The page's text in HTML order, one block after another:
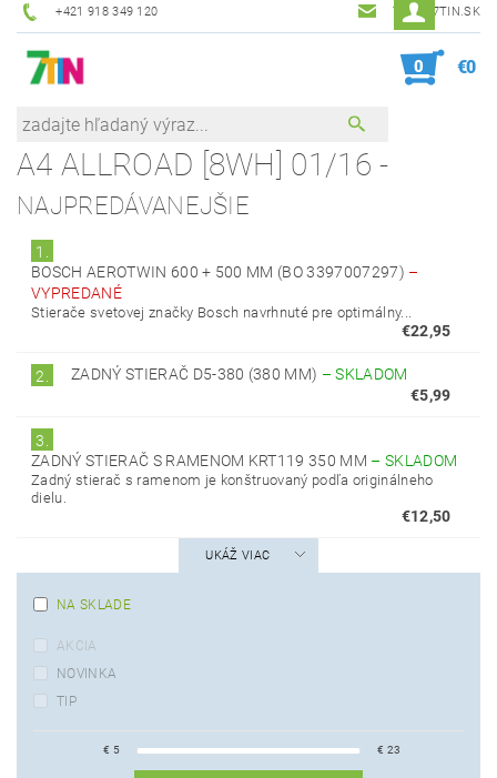
+421 918 349 120 7TIN@7TIN.SK
0 €0
A4 ALLROAD [8WH] 01/16 -
NAJPREDÁVANEJŠIE
1.
BOSCH AEROTWIN 600 + 500 MM (BO 3397007297) –
VYPREDANÉ
Stierače svetovej značky Bosch navrhnuté pre optimálny...
€22,95
2. ZADNÝ STIERAČ D5-380 (380 MM) –SKLADOM
€5,99
3.
ZADNÝ STIERAČ S RAMENOM KRT119 350 MM – SKLADOM
Zadný stierač s ramenom je konštruovaný podľa originálneho
dielu.
€12,50
UKÁŽ VIAC
NA SKLADE
AKCIA
NOVINKA
TIP
€ 5 € 23